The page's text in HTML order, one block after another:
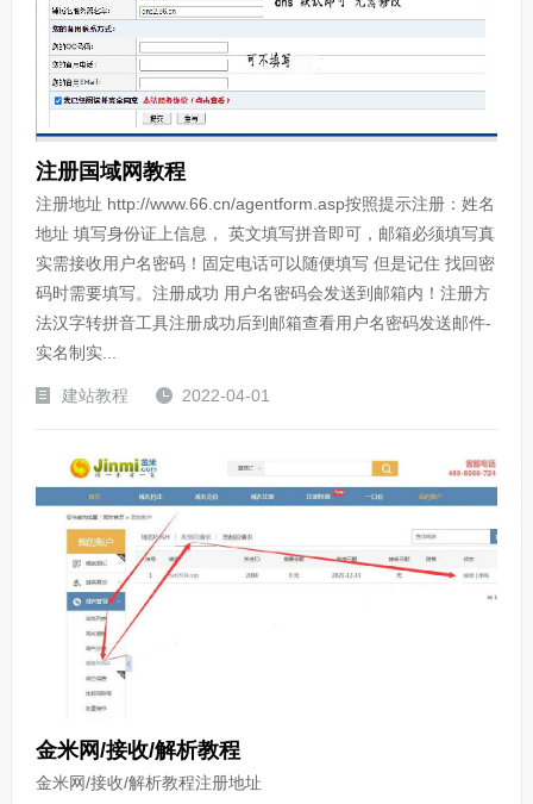
注册国域网教程
注册地址 http://www.66.cn/agentform.asp按照提示注册：姓名
地址 填写身份证上信息， 英文填写拼音即可，邮箱必须填写真
实需接收用户名密码！固定电话可以随便填写 但是记住 找回密
码时需要填写。注册成功 用户名密码会发送到邮箱内！注册方
法汉字转拼音工具注册成功后到邮箱查看用户名密码发送邮件-
实名制实...
建站教程 2022-04-01
金米网/接收/解析教程
金米网/接收/解析教程注册地址